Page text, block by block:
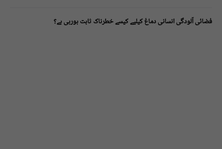
فضائی آلودگی انسانی دماغ کیلیے کیسے خطرناک ثابت ہورہی ہے؟